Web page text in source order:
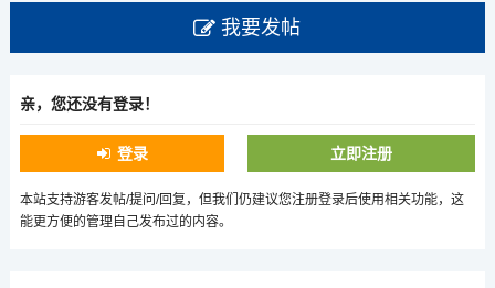
我要发帖
亲，您还没有登录！
登录 立即注册
本站支持游客发帖/提问/回复，但我们仍建议您注册登录后使用相关功能，这
能更方便的管理自己发布过的内容。